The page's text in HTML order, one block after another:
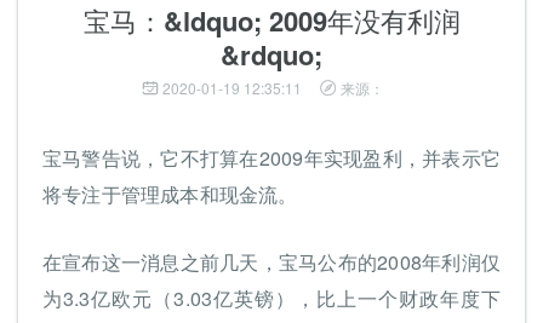
宝马：&ldquo; 2009年没有利润
&rdquo;
2020-01-19 12:35:11 来源：
宝马警告说，它不打算在2009年实现盈利，并表示它
将专注于管理成本和现金流。
在宣布这一消息之前几天，宝马公布的2008年利润仅
为3.3亿欧元（3.03亿英镑），比上一个财政年度下